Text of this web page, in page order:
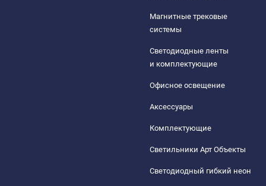
Магнитные трековые
системы
Светодиодные ленты
и комплектующие
Офисное освещение
Аксессуары
Комплектующие
Светильники Арт Объекты
Светодиодный гибкий неон